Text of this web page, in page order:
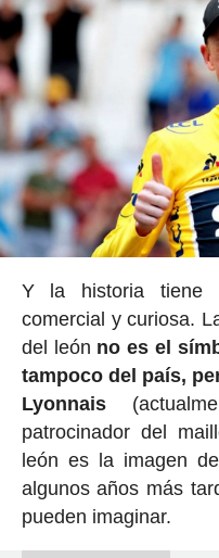
Y la historia tiene
comercial y curiosa.
del león no es el
tampoco del país,
Lyonnais
patrocinador del
león es la imagen
algunos años más
pueden imaginar.